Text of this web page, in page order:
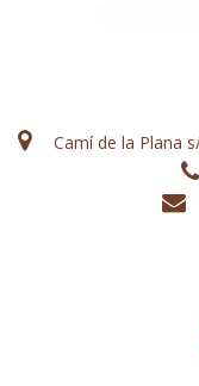
Camí de la Plana